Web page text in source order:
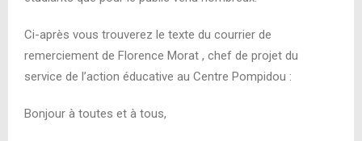
Ci-après vous trouverez le texte du courrier de
remerciement de Florence Morat , chef de projet du
service de l’action éducative au Centre Pompidou :
Bonjour à toutes et à tous,